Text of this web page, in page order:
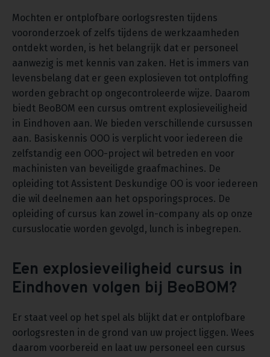
Mochten er ontplofbare oorlogsresten tijdens
vooronderzoek of zelfs tijdens de werkzaamheden
ontdekt worden, is het belangrijk dat er personeel
aanwezig is met kennis van zaken. Het is immers van
levensbelang dat er geen explosieven tot ontploffing
worden gebracht op ongecontroleerde wijze. Daarom
biedt BeoBOM een cursus omtrent explosieveiligheid
in Eindhoven aan. We bieden verschillende cursussen
aan. Basiskennis OOO is verplicht voor iedereen die
zelfstandig een OOO-project wil betreden en voor
machinisten van beveiligde graafmachines. De
opleiding tot Assistent Deskundige OO is voor iedereen
die wil deelnemen aan het opsporingsproces. De
opleiding of cursus kan zowel in-company als op onze
cursuslocatie worden gevolgd, lunch is inbegrepen.
Een explosieveiligheid cursus in
Eindhoven volgen bij BeoBOM?
Er staat veel op het spel als blijkt dat er ontplofbare
oorlogsresten in de grond van uw project liggen. Wees
daarom voorbereid en laat uw personeel een cursus